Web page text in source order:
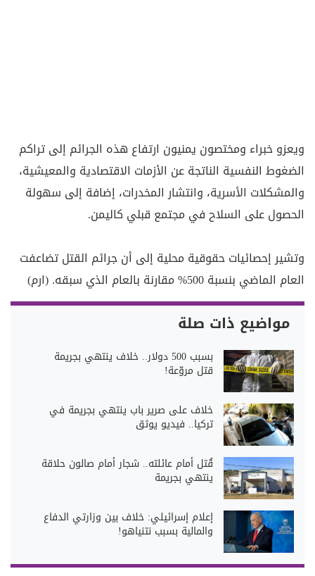
ويعزو خبراء ومختصون يمنيون ارتفاع هذه الجرائم إلى تراكم
الضغوط النفسية الناتجة عن الأزمات الاقتصادية والمعيشية،
والمشكلات الأسرية، وانتشار المخدرات، إضافة إلى سهولة
الحصول على السلاح في مجتمع قبلي كاليمن.
وتشير إحصائيات حقوقية محلية إلى أن جرائم القتل تضاعفت
العام الماضي بنسبة 500% مقارنة بالعام الذي سبقه. (ارم)
مواضيع ذات صلة
بسبب 500 دولار.. خلاف ينتهي بجريمة
قتل مروّعة!
خلاف على صرير باب ينتهي بجريمة في
تركيا.. فيديو يوثق
قُتل أمام عائلته.. شجار أمام صالون حلاقة
ينتهي بجريمة
إعلام إسرائيلي: خلاف بين وزارتي الدفاع
والمالية بسبب نتنياهو!